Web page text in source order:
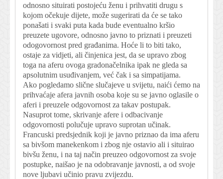
odnosno situirati postojeću ženu i prihvatiti drugu s
kojom očekuje dijete, može sugerirati da će se tako
ponašati i svaki puta kada bude eventualno kršio
preuzete ugovore, odnosno javno to priznati i preuzeti
odogovornost pred građanima. Hoće li to biti tako,
ostaje za vidjeti, ali činjenica jest, da se upravo zbog
toga na aferu ovoga gradonačelnika ipak ne gleda sa
apsolutnim usuđivanjem, već čak i sa simpatijama.
Ako pogledamo slične slučajeve u svijetu, naići ćemo na
prihvaćaje afera javnih osoba koje su se javno oglasile o
aferi i preuzele odgovornost za takav postupak.
Nasuprot tome, skrivanje afere i odbacivanje
odgovornosti polučuje upravo suprotan učinak.
Francuski predsjednik koji je javno priznao da ima aferu
sa bivšom manekenkom i zbog nje ostavio ali i situirao
bivšu ženu, i na taj način preuzeo odgovornost za svoje
postupke, naišao je na odobravanje javnosti, a od svoje
nove ljubavi učinio pravu zvijezdu.